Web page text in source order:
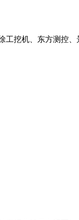
挖机、东方测控